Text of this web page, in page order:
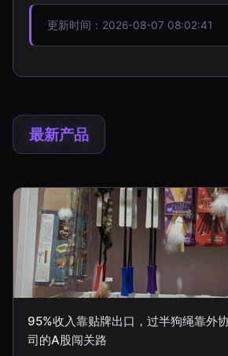
更新时间：2026-08-07 08:02:41
最新产品
95%收入靠贴牌出口，过半狗绳靠外
司的A股闯关路